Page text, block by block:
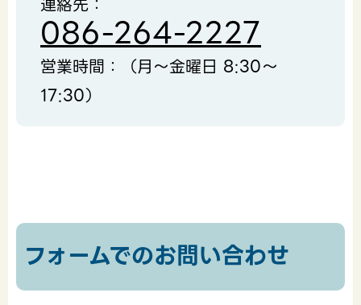
086-264-2227
営業時間：（月～金曜日 8:30～
17:30）
フォームでのお問い合わせ